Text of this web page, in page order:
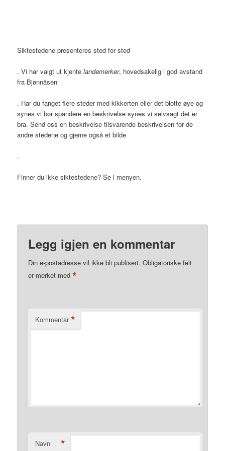
Siktestedene presenteres sted for sted
. Vi har valgt ut kjentelandemerker, hovedsakelig i god avstand
fra Bjønnåsen
. Har du fanget flere steder med kikkerten eller det blotte øye og
synes vi bør spandere en beskrivelse synes vi selvsagt det er
bra. Send oss en beskrivelse tilsvarende beskrivelsen for de
andre stedene og gjerne også et bilde
.
Finner du ikke siktestedene? Se i menyen.
Legg igjen en kommentar
Din e-postadresse vil ikke bli publisert. Obligatoriske felt
er merket med*
Kommentar *
Navn *